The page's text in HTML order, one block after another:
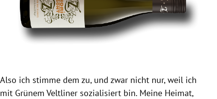
Also ich stimme dem zu, und zwar nicht nur, weil ich
mit Grünem Veltliner sozialisiert bin. Meine Heimat,